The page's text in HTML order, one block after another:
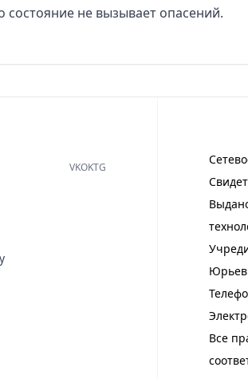
не вызывает опасений.
Все
VKOKTG